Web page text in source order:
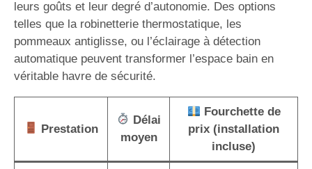
leurs goûts et leur degré d’autonomie. Des options
telles que la robinetterie thermostatique, les
pommeaux antiglisse, ou l’éclairage à détection
automatique peuvent transformer l’espace bain en
véritable havre de sécurité.
Prestation
Délai
moyen
Fourchette de
prix (installation
incluse)